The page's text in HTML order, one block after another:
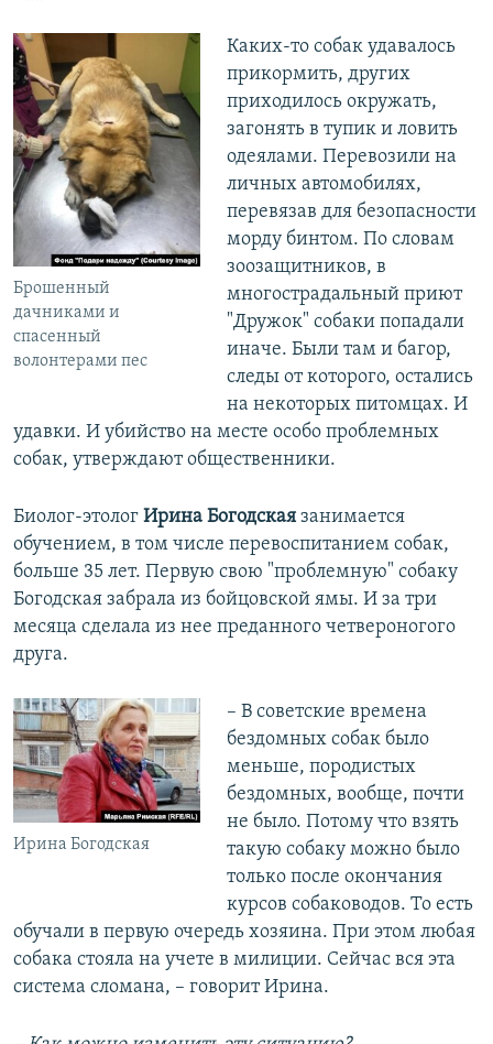
Брошенный
дачниками и
спасенный
волонтерами пес
Каких-то собак удавалось
прикормить, других
приходилось окружать,
загонять в тупик и ловить
одеялами. Перевозили на
личных автомобилях,
перевязав для безопасности
морду бинтом. По словам
зоозащитников, в
многострадальный приют
"Дружок" собаки попадали
иначе. Были там и багор,
следы от которого, остались
на некоторых питомцах. И
удавки. И убийство на месте особо проблемных
собак, утверждают общественники.
Биолог-этолог Ирина Богодская занимается
обучением, в том числе перевоспитанием собак,
больше 35 лет. Первую свою "проблемную" собаку
Богодская забрала из бойцовской ямы. И за три
месяца сделала из нее преданного четвероногого
друга.
Ирина Богодская
– В советские времена
бездомных собак было
меньше, породистых
бездомных, вообще, почти
не было. Потому что взять
такую собаку можно было
только после окончания
курсов собаководов. То есть
обучали в первую очередь хозяина. При этом любая
собака стояла на учете в милиции. Сейчас вся эта
система сломана, – говорит Ирина.